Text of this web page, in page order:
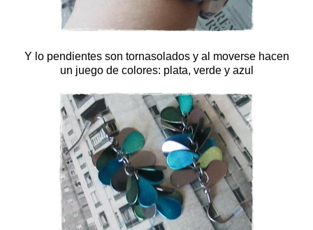
Y lo pendientes son tornasolados y al moverse hacen
un juego de colores: plata, verde y azul